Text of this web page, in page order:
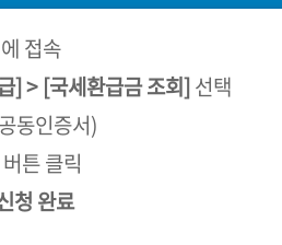
에 접속
] > [국세환급금 조회]선택
동인증서)
튼 클릭
청 완료